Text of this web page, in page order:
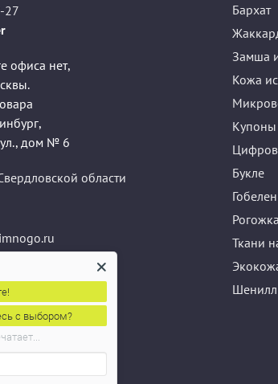
27
офиса нет,
,
ул., дом № 6
области
Бархат
Замша
Кожа
Купоны
Букле
Гобелен
Рогожка
Ткани
Шенилл
с выбором?